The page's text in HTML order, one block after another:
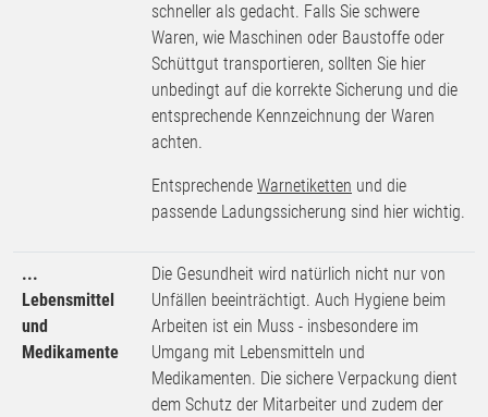
schneller als gedacht. Falls Sie schwere
Waren, wie Maschinen oder Baustoffe oder
Schüttgut transportieren, sollten Sie hier
unbedingt auf die korrekte Sicherung und die
entsprechende Kennzeichnung der Waren
achten.
Entsprechende Warnetiketten und die
passende Ladungssicherung sind hier wichtig.
...
Lebensmittel
und
Medikamente
Die Gesundheit wird natürlich nicht nur von
Unfällen beeinträchtigt. Auch Hygiene beim
Arbeiten ist ein Muss - insbesondere im
Umgang mit Lebensmitteln und
Medikamenten. Die sichere Verpackung dient
dem Schutz der Mitarbeiter und zudem der